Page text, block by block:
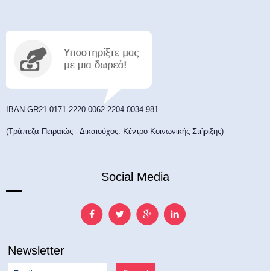
ΙΒΑΝ GR21 0171 2220 0062 2204 0034 981
(Τράπεζα Πειραιώς - Δικαιούχος: Κέντρο Κοινωνικής Στήριξης)
Social Media
Newsletter